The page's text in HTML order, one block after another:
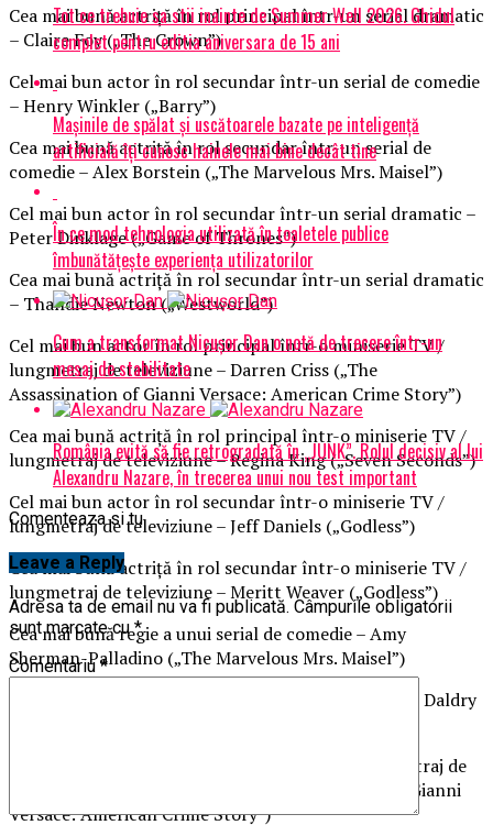
Cea mai bună actriţă în rol principal într-un serial dramatic
– Claire Foy („The Crown”)
Cel mai bun actor în rol secundar într-un serial de comedie
– Henry Winkler („Barry”)
Cea mai bună actriţă în rol secundar într-un serial de
comedie – Alex Borstein („The Marvelous Mrs. Maisel”)
Cel mai bun actor în rol secundar într-un serial dramatic –
Peter Dinklage („Game of Thrones”)
Cea mai bună actriţă în rol secundar într-un serial dramatic
– Thandie Newton („Westworld”)
Cel mai bun actor în rol principal într-o miniserie TV /
lungmetraj de televiziune – Darren Criss („The
Assassination of Gianni Versace: American Crime Story”)
Cea mai bună actriţă în rol principal într-o miniserie TV /
lungmetraj de televiziune – Regina King („Seven Seconds”)
Cel mai bun actor în rol secundar într-o miniserie TV /
lungmetraj de televiziune – Jeff Daniels („Godless”)
Cea mai bună actriţă în rol secundar într-o miniserie TV /
lungmetraj de televiziune – Meritt Weaver („Godless”)
Cea mai bună regie a unui serial de comedie – Amy
Sherman-Palladino („The Marvelous Mrs. Maisel”)
Cea mai bună regie a unui serial dramatic – Stephen Daldry
Cea mai bună regie pentru o miniserie TV / lungmetraj de
televiziune – Ryan Murphy („The Assassination Of Gianni
Versace: American Crime Story”)
Tot ce trebuie sa stii inainte de Summer Well 2026. Ghidul
complet pentru editia aniversara de 15 ani
Mașinile de spălat și uscătoarele bazate pe inteligență
artificială îți cunosc hainele mai bine decât tine
În ce mod tehnologia utilizată în toaletele publice
îmbunătățește experiența utilizatorilor
Cum a transformat Nicușor Dan o notă de trecere într-un
mesaj de stabilitate
România evită să fie retrogradată în „JUNK”. Rolul decisiv al lui
Alexandru Nazare, în trecerea unui nou test important
Comenteaza si tu
Leave a Reply
Adresa ta de email nu va fi publicată. Câmpurile obligatorii
sunt marcate cu*
Comentariu*